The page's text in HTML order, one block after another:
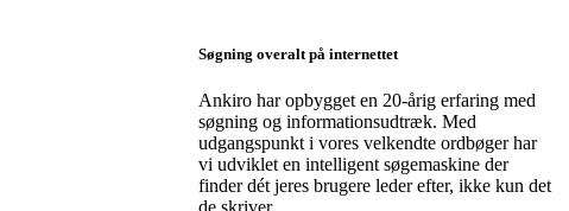
Søgning overalt på internettet
Ankiro har opbygget en 20-årig erfaring med
søgning og informationsudtræk. Med
udgangspunkt i vores velkendte ordbøger har
vi udviklet en intelligent søgemaskine der
finder dét jeres brugere leder efter, ikke kun det